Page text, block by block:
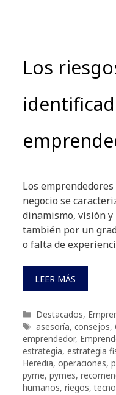
Los
Los
negocio se
dinamismo, visión
también por un
o falta de
LEER MÁS
Categorías
Destacados,
Etiquetas
asesoría, consejos,
emprendedor,
estrategia, estrategia
Heredia, operaciones,
pyme, pymes,
humanos, riegos,